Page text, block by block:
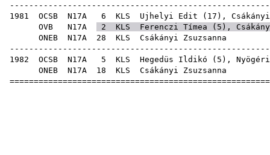
1981 OCSB N17A 6 KLS Ujhelyi Edit ( 17 ),
OVB N17A 2 KLS Ferenczi Tímea ( 5 ),
ONEB N17A 28 KLS
1982 OCSB N17A 5 KLS Hegedüs Ildikó ( 5 ),
ONEB N17A 18 KLS